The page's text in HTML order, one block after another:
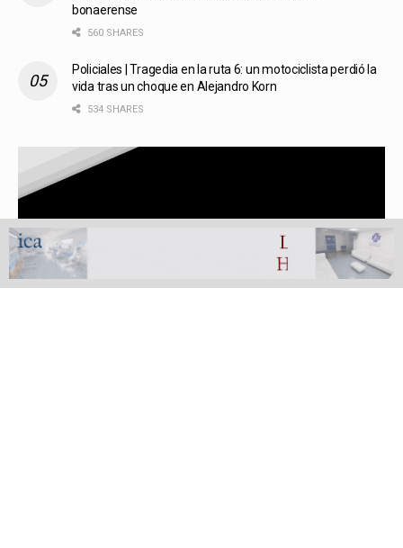
bonaerense
560 SHARES
Policiales | Tragedia en la ruta 6: un motociclista perdió la
vida tras un choque en Alejandro Korn
534 SHARES